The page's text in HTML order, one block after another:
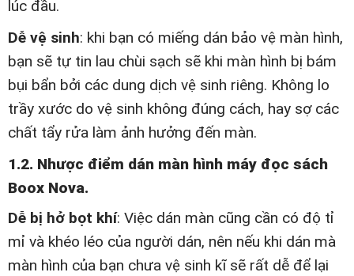
lúc đầu.
Dễ vệ sinh: khi bạn có miếng dán bảo vệ màn hình,
bạn sẽ tự tin lau chùi sạch sẽ khi màn hình bị bám
bụi bẩn bởi các dung dịch vệ sinh riêng. Không lo
trầy xước do vệ sinh không đúng cách, hay sợ các
chất tẩy rửa làm ảnh hưởng đến màn.
1.2. Nhược điểm dán màn hình máy đọc sách
Boox Nova.
Dễ bị hở bọt khí: Việc dán màn cũng cần có độ tỉ
mỉ và khéo léo của người dán, nên nếu khi dán mà
màn hình của bạn chưa vệ sinh kĩ sẽ rất dễ để lại